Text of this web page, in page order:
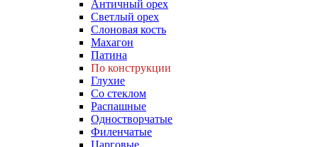
Античный орех
Светлый орех
Слоновая кость
Махагон
Патина
По конструкции
Глухие
Со стеклом
Распашные
Одностворчатые
Филенчатые
Царговые